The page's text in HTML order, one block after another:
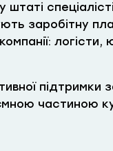
заробітну
логісти,
підтримки
частиною